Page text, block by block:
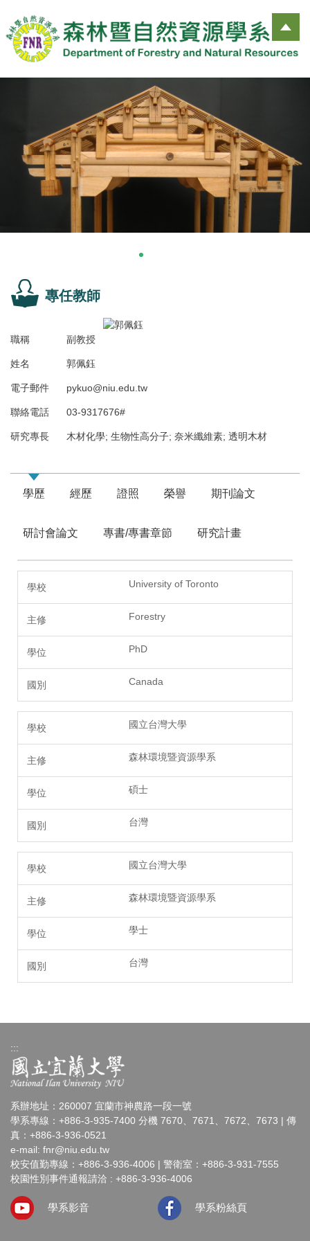
到
主
要
專任教師
職稱 副教授
姓名 郭佩鈺
電子郵件 pykuo@niu.edu.tw
聯絡電話 03-9317676#
研究專長 木材化學; 生物性高分子; 奈米纖維素; 透明木材
學歷 經歷 證照 榮譽 期刊論文
研討會論文 專書/專書章節 研究計畫
University of Toronto
Forestry
PhD
Canada
國立台灣大學
森林環境暨資源學系
碩士
台灣
國立台灣大學
森林環境暨資源學系
學士
台灣
:::
系辦地址：260007 宜蘭市神農路一段一號
學系專線：+886-3-935-7400 分機 7670、7671、7672、7673 | 傳
真：+886-3-936-0521
e-mail: fnr@niu.edu.tw
校安值勤專線：+886-3-936-4006 | 警衛室：+886-3-931-7555
校園性別事件通報請洽 : +886-3-936-4006
學系影音 學系粉絲頁